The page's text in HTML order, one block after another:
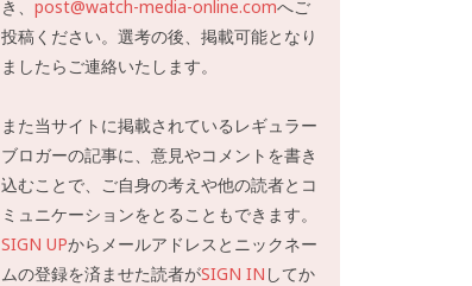
き、 post@watch-media-online.comへご
投稿ください。選考の後、掲載可能となり
ましたらご連絡いたします。
また当サイトに掲載されているレギュラー
ブロガーの記事に、意見やコメントを書き
込むことで、ご自身の考えや他の読者とコ
ミュニケーションをとることもできます。
SIGN UPからメールアドレスとニックネー
ムの登録を済ませた読者がSIGN IN してか